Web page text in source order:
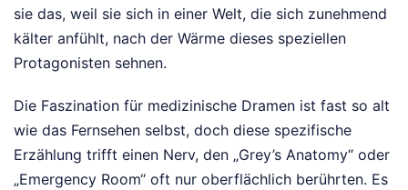
sie das, weil sie sich in einer Welt, die sich zunehmend
kälter anfühlt, nach der Wärme dieses speziellen
Protagonisten sehnen.
Die Faszination für medizinische Dramen ist fast so alt
wie das Fernsehen selbst, doch diese spezifische
Erzählung trifft einen Nerv, den „Grey’s Anatomy“ oder
„Emergency Room“ oft nur oberflächlich berührten. Es